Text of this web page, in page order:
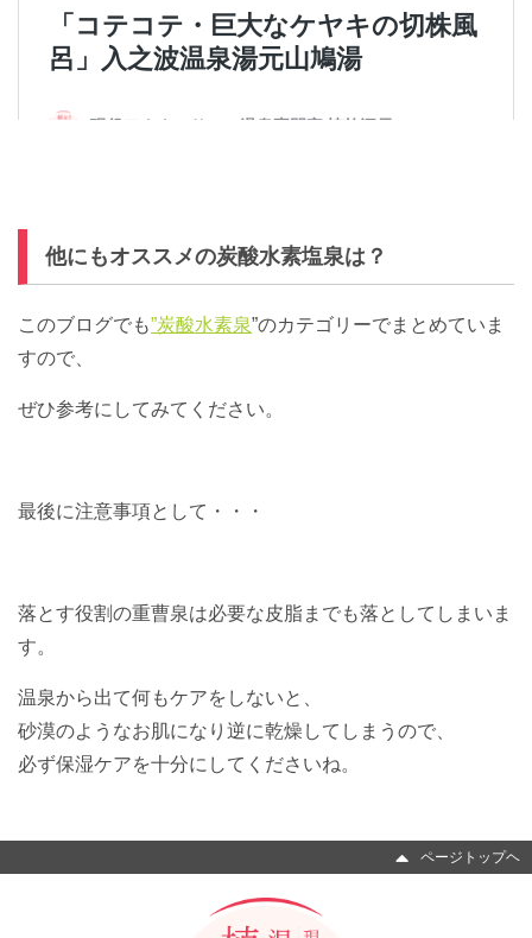
他にもオススメの炭酸水素塩泉は？
このブログでも”炭酸水素泉”のカテゴリーでまとめていま
すので、
ぜひ参考にしてみてください。
最後に注意事項として・・・
落とす役割の重曹泉は必要な皮脂までも落としてしまいま
す。
温泉から出て何もケアをしないと、
砂漠のようなお肌になり逆に乾燥してしまうので、
必ず保湿ケアを十分にしてくださいね。
ページトップヘ